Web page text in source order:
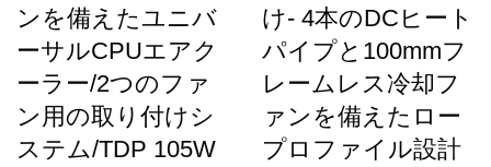
ンを備えたユニバ
ーサルCPUエアク
ーラー/2つのファ
ン用の取り付けシ
ステム/TDP 105W
け- 4本のDCヒート
パイプと100mmフ
レームレス冷却フ
ァンを備えたロー
プロファイル設計